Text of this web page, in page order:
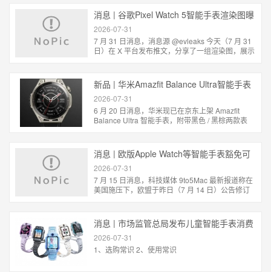
消息 | 谷歌Pixel Watch 5智能手表渲染图曝
光：升级3GB内存
2026-07-31
7 月 31 日消息，消息源 @evleaks 今天（7 月 31
日）在 X 平台发布推文，分享了一组渲染图，展示
新品 | 华米Amazfit Balance Ultra智能手表
发售，4299元
2026-07-31
6 月 20 日消息，华米现已在京东上架 Amazfit
Balance Ultra 智能手表，附带黑色 / 黑棕两款表
消息 | 欧版Apple Watch等智能手表豁免可
拆卸电池
2026-07-31
7 月 15 日消息，科技媒体 9to5Mac 最新报道称在
美国施压下，欧盟于昨日（7 月 14 日）公告修订
消息 | 市场监管总局发布儿童智能手表消费
提示
2026-07-31
1、选购常识 2、使用常识